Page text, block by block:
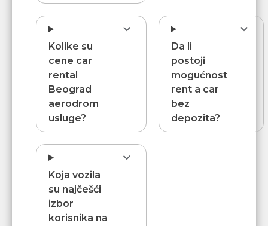
Kolike su
cene car
rental
Beograd
aerodrom
usluge?
Da li
postoji
mogućnost
rent a car
bez
depozita?
Koja vozila
su najčešći
izbor
korisnika na